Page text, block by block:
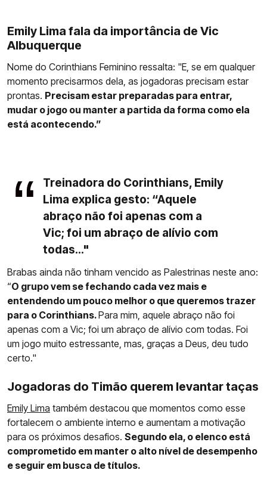
Emily Lima fala da importância de Vic
Albuquerque
Nome do Corinthians Feminino ressalta: "E, se em qualquer
momento precisarmos dela, as jogadoras precisam estar
prontas. Precisam estar preparadas para entrar,
mudar o jogo ou manter a partida da forma como ela
está acontecendo.”
Treinadora do Corinthians, Emily
Lima explica gesto: “Aquele
abraço não foi apenas com a
Vic; foi um abraço de alívio com
todas..."
Brabas ainda não tinham vencido as Palestrinas neste ano:
“O grupo vem se fechando cada vez mais e
entendendo um pouco melhor o que queremos trazer
para o Corinthians.Para mim, aquele abraço não foi
apenas com a Vic; foi um abraço de alívio com todas. Foi
um jogo muito estressante, mas, graças a Deus, deu tudo
certo."
Jogadoras do Timão querem levantar taças
Emily Lima também destacou que momentos como esse
fortalecem o ambiente interno e aumentam a motivação
para os próximos desafios. Segundo ela, o elenco está
comprometido em manter o alto nível de desempenho
e seguir em busca de títulos.